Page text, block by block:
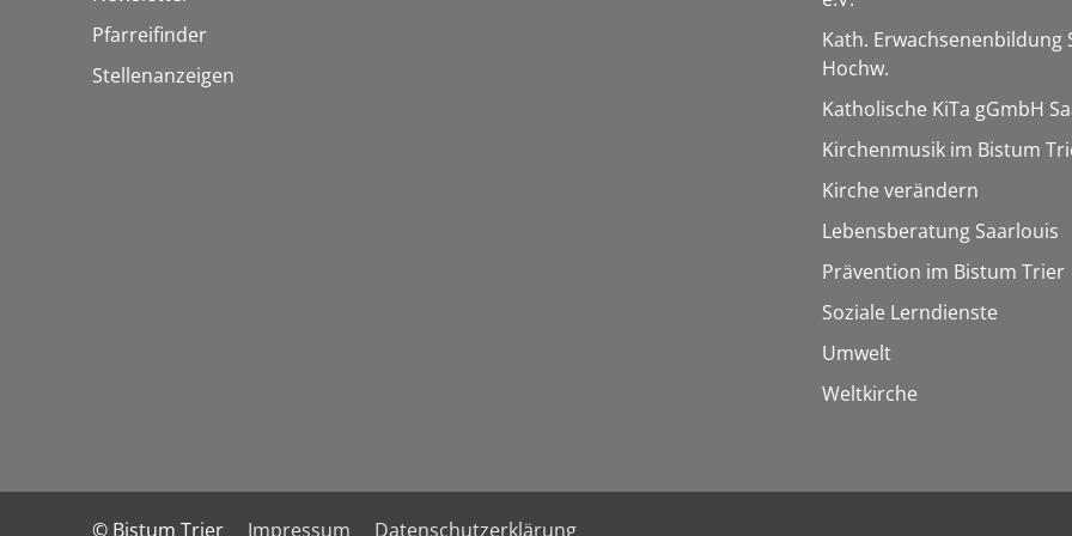
Pfarreifinder
Stellenanzeigen
Kath. Erwachsenenbildung
Hochw.
Katholische KiTa gGmbH
Kirchenmusik im Bistum
Kirche verändern
Lebensberatung Saarlouis
Prävention im Bistum Trier
Soziale Lerndienste
Umwelt
Weltkirche
© Bistum Trier Impressum Datenschutzerklärung